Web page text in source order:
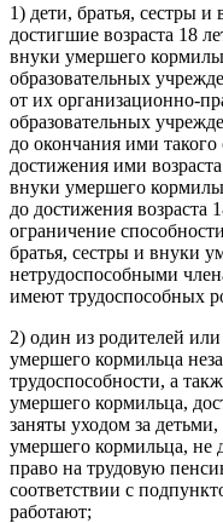
1) дети, братья, сестры
достигшие возраста 18
внуки умершего
образовательных
от их организационно-
образовательных
до окончания ими
достижения ими
внуки умершего
до достижения
ограничение
братья, сестры и внуки
нетрудоспособными
имеют трудоспособных
2) один из родителей
умершего кормильца
трудоспособности, а
умершего кормильца,
заняты уходом за
умершего кормильца,
право на трудовую
соответствии с
работают;